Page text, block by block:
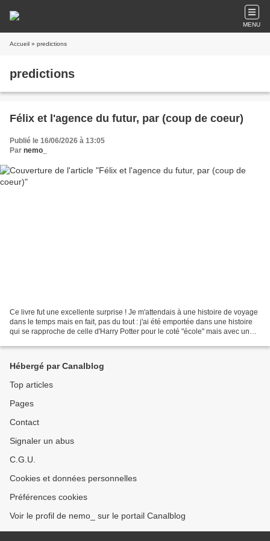
MENU
Accueil » predictions
predictions
Félix et l'agence du futur, par (coup de coeur)
Publié le 16/06/2026 à 13:05
Par nemo_
Ce livre fut une excellente surprise ! Je m'attendais à une histoire de voyage
dans le temps mais en fait, pas du tout : j'ai été emportée dans une histoire
qui se rapproche de celle d'Harry Potter pour le coté "école" mais avec une
Hébergé par Canalblog
Top articles
Pages
Contact
Signaler un abus
C.G.U.
Cookies et données personnelles
Préférences cookies
Voir le profil de nemo_ sur le portail Canalblog